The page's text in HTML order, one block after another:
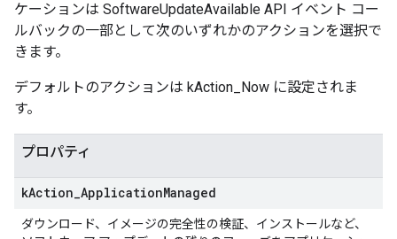
ケーションは SoftwareUpdateAvailable API イベント コー
ルバックの一部として次のいずれかのアクションを選択で
きます。
デフォルトのアクションは kAction_Now に設定されま
す。
プロパティ
kAction ApplicationManaged
ダウンロード、イメージの完全性の検証、インストールなど、